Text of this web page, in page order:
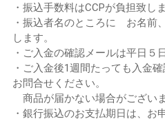
・振込手数料はCCPが負担致しま
・振込者名のところに お名前
します。
・ご入金の確認メールは平日５
・ご入金後1週間たっても入金
お問合せください。
商品が届かない場合がございま
・銀行振込のお支払期日は、お